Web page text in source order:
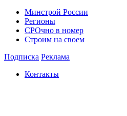
Минстрой России
Регионы
СРОчно в номер
Строим на своем
Подписка Реклама
Контакты